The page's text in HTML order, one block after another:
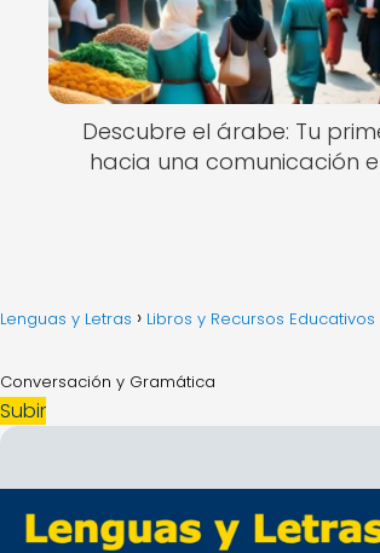
Descubre el árabe: Tu
hacia una comunicación
Lenguas y Letras Libros y Recursos Educativos
Conversación y Gramática
Subir